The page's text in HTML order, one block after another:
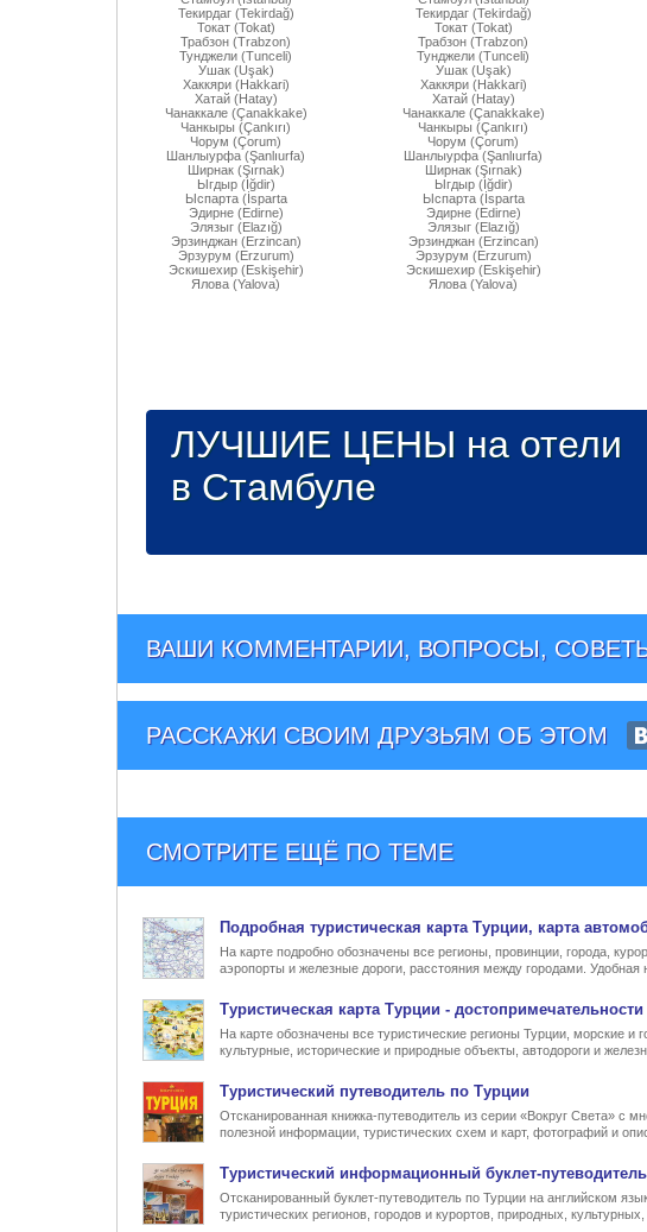
Текирдаг (Tekirdağ)
Токат (Tokat)
Трабзон (Trabzon)
Тунджели (Tunceli)
Ушак (Uşak)
Хаккяри (Hakkari)
Хатай (Hatay)
Чанаккале (Çanakkake)
Чанкыры (Çankırı)
Чорум (Çorum)
Шанлыурфа (Şanlıurfa)
Ширнак (Şırnak)
Ыгдыр (Iğdir)
Ыспарта (İsparta
Эдирне (Edirne)
Элязыг (Elazığ)
Эрзинджан (Erzincan)
Эрзурум (Erzurum)
Эскишехир (Eskişehir)
Ялова (Yalova)
Текирдаг (Tekirdağ)
Токат (Tokat)
Трабзон (Trabzon)
Тунджели (Tunceli)
Ушак (Uşak)
Хаккяри (Hakkari)
Хатай (Hatay)
Чанаккале (Çanakkake)
Чанкыры (Çankırı)
Чорум (Çorum)
Шанлыурфа (Şanlıurfa)
Ширнак (Şırnak)
Ыгдыр (Iğdir)
Ыспарта (İsparta
Эдирне (Edirne)
Элязыг (Elazığ)
Эрзинджан (Erzincan)
Эрзурум (Erzurum)
Эскишехир (Eskişehir)
Ялова (Yalova)
ЛУЧШИЕ ЦЕНЫ на отели
в Стамбуле
ВАШИ КОММЕНТАРИИ, ВОПРОСЫ,
РАССКАЖИ СВОИМ ДРУЗЬЯМ ОБ ЭТОМ
СМОТРИТЕ ЕЩЁ ПО ТЕМЕ
Подробная туристическая карта Турции, карта
На карте подробно обозначены все регионы, провинции, города,
аэропорты и железные дороги, расстояния между городами. Удобная
Туристическая карта Турции -
На карте обозначены все туристические регионы Турции, морские и
культурные, исторические и природные объекты, автодороги и
Туристический путеводитель по Турции
Отсканированная книжка-путеводитель из серии «Вокруг Света» с
полезной информации, туристических схем и карт, фотографий и
Туристический информационный буклет-
Отсканированный буклет-путеводитель по Турции на английском
туристических регионов, городов и курортов, природных,